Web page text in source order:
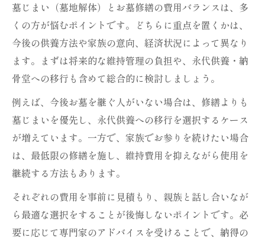
墓じまい（墓地解体）とお墓修繕の費用バランスは、多
くの方が悩むポイントです。どちらに重点を置くかは、
今後の供養方法や家族の意向、経済状況によって異なり
ます。まずは将来的な維持管理の負担や、永代供養・納
骨堂への移行も含めて総合的に検討しましょう。
例えば、今後お墓を継ぐ人がいない場合は、修繕よりも
墓じまいを優先し、永代供養への移行を選択するケース
が増えています。一方で、家族でお参りを続けたい場合
は、最低限の修繕を施し、維持費用を抑えながら使用を
継続する方法もあります。
それぞれの費用を事前に見積もり、親族と話し合いなが
ら最適な選択をすることが後悔しないポイントです。必
要に応じて専門家のアドバイスを受けることで、納得の